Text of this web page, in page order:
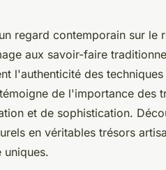
editons :
regard contemporain sur le
aux savoir-faire
l'authenticité des
de l'importance des
et de sophistication.
en véritables trésors
uniques.